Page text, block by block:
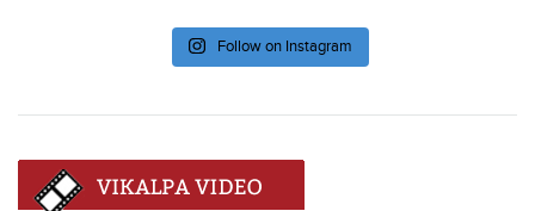
Follow on Instagram